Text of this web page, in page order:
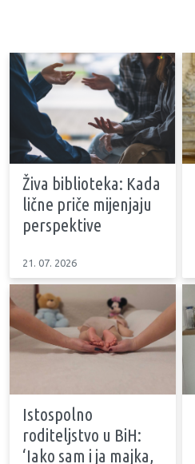
Živa biblioteka: Kada
lične priče mijenjaju
perspektive
21. 07. 2026
Istospolno
roditeljstvo u BiH:
‘Iako sam i ja majka,